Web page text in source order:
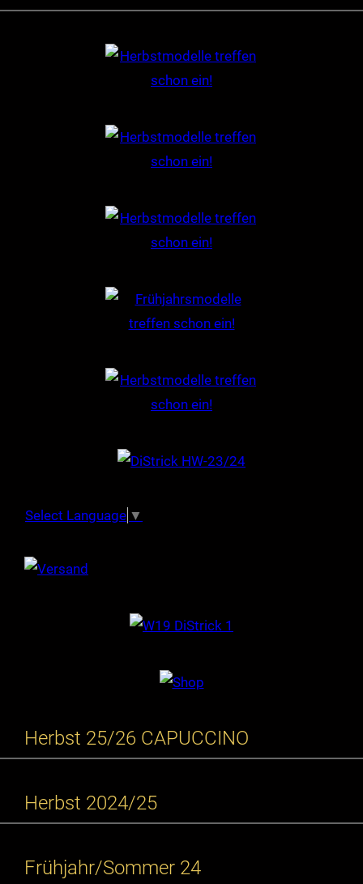
Select Language ▼
Herbst 25/26 CAPUCCINO
Herbst 2024/25
Frühjahr/Sommer 24